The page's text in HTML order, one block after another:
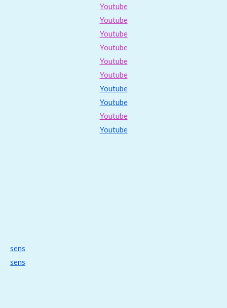
Youtube
Youtube
Youtube
Youtube
Youtube
Youtube
Youtube
Youtube
Youtube
Youtube
sens
sens